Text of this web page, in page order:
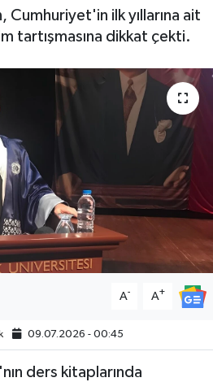
Cumhuriyet'in ilk yıllarına ait
tartışmasına dikkat çekti.
A- A+
09.07.2026 - 00:45
ders kitaplarında